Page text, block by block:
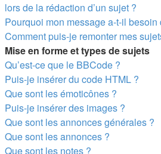
lors de la rédaction d’un sujet ?
Pourquoi mon message a-t-il besoin
Comment puis-je remonter mes
Mise en forme et types de sujets
Qu’est-ce que le BBCode ?
Puis-je insérer du code HTML ?
Que sont les émoticônes ?
Puis-je insérer des images ?
Que sont les annonces générales ?
Que sont les annonces ?
Que sont les notes ?